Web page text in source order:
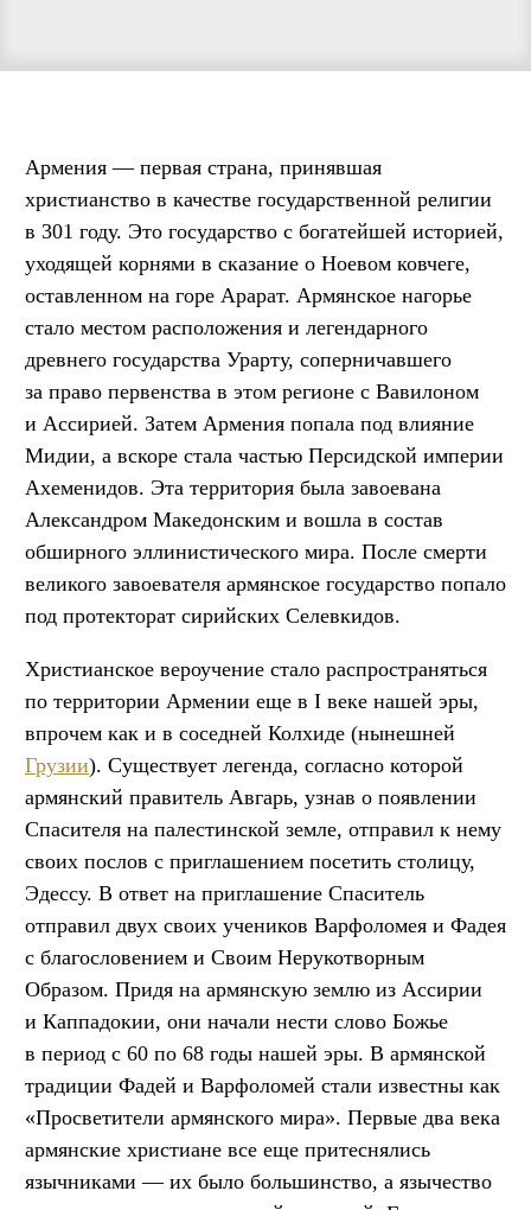
Армения — первая страна, принявшая
христианство в качестве государственной религии
в 301 году. Это государство с богатейшей историей,
уходящей корнями в сказание о Ноевом ковчеге,
оставленном на горе Арарат. Армянское нагорье
стало местом расположения и легендарного
древнего государства Урарту, соперничавшего
за право первенства в этом регионе с Вавилоном
и Ассирией. Затем Армения попала под влияние
Мидии, а вскоре стала частью Персидской империи
Ахеменидов. Эта территория была завоевана
Александром Македонским и вошла в состав
обширного эллинистического мира. После смерти
великого завоевателя армянское государство попало
под протекторат сирийских Селевкидов.
Христианское вероучение стало распространяться
по территории Армении еще в I веке нашей эры,
впрочем как и в соседней Колхиде (нынешней
Грузии). Существует легенда, согласно которой
армянский правитель Авгарь, узнав о появлении
Спасителя на палестинской земле, отправил к нему
своих послов с приглашением посетить столицу,
Эдессу. В ответ на приглашение Спаситель
отправил двух своих учеников Варфоломея и Фадея
с благословением и Своим Нерукотворным
Образом. Придя на армянскую землю из Ассирии
и Каппадокии, они начали нести слово Божье
в период с 60 по 68 годы нашей эры. В армянской
традиции Фадей и Варфоломей стали известны как
«Просветители армянского мира». Первые два века
армянские христиане все еще притеснялись
язычниками — их было большинство, а язычество